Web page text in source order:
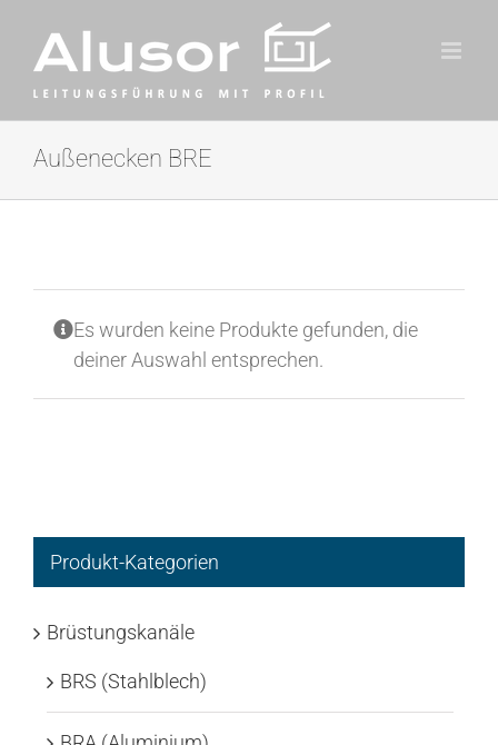
Inhalt
springen
Außenecken BRE
Es wurden keine Produkte gefunden, die
deiner Auswahl entsprechen.
Produkt-Kategorien
Brüstungskanäle
BRS (Stahlblech)